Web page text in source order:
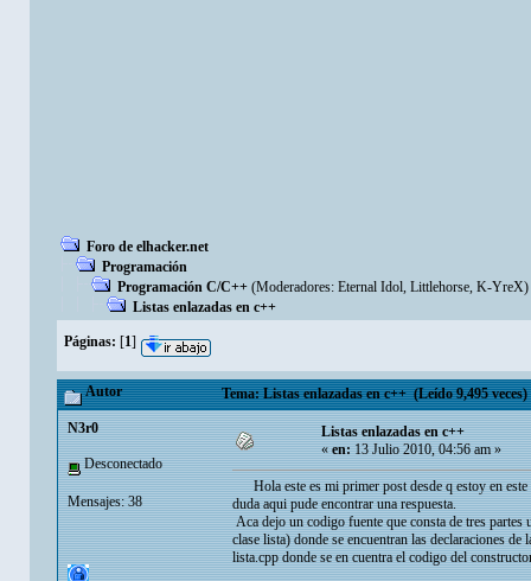
Foro de elhacker.net
Programación
Programación C/C++ (Moderadores: Eternal Idol, Littlehorse, K-YreX)
Listas enlazadas en c++
Páginas: [1]
Autor Tema: Listas enlazadas en c++ (Leído 9,495 veces)
N3r0
Desconectado
Mensajes: 38
Listas enlazadas en c++
«en:13 Julio 2010, 04:56 am »
Hola este es mi primer post desde q estoy en este
duda aqui pude encontrar una respuesta.
Aca dejo un codigo fuente que consta de tres partes
clase lista) donde se encuentran las declaraciones
lista.cpp donde se en cuentra el codigo del